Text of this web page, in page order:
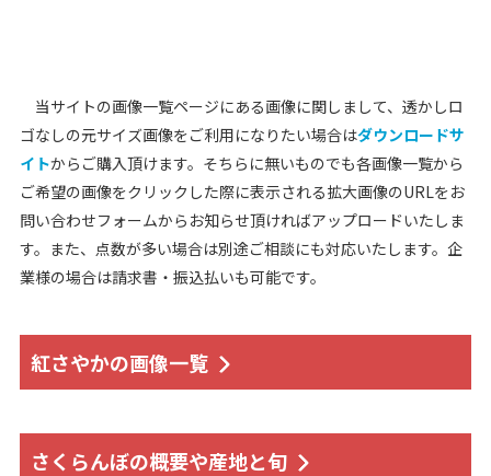
当サイトの画像一覧ページにある画像に関しまして、透かしロ
ゴなしの元サイズ画像をご利用になりたい場合はダウンロードサ
イトからご購入頂けます。そちらに無いものでも各画像一覧から
ご希望の画像をクリックした際に表示される拡大画像のURLをお
問い合わせフォームからお知らせ頂ければアップロードいたしま
す。また、点数が多い場合は別途ご相談にも対応いたします。企
業様の場合は請求書・振込払いも可能です。
紅さやかの画像一覧
さくらんぼの概要や産地と旬